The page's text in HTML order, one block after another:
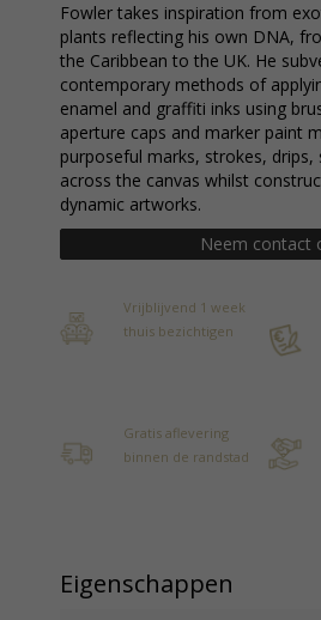
Fowler takes inspiration from
plants reflecting his own DNA,
the Caribbean to the UK. He
contemporary methods of
enamel and graffiti inks using
aperture caps and marker paint
purposeful marks, strokes, drips,
across the canvas whilst
dynamic artworks.
Neem contact
Vrijblijvend 1 week
thuis bezichtigen
Gratis aflevering
binnen de randstad
Eigenschappen